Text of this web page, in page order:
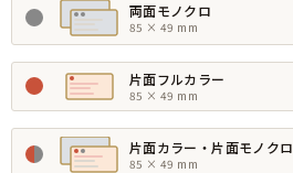
両面モノクロ
85 × 49 mm
片面フルカラー
85 × 49 mm
片面カラー・片面モノクロ
85 × 49 mm